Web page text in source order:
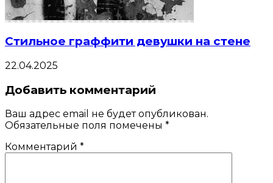
Стильное граффити девушки на стене
22.04.2025
Добавить комментарий
Ваш адрес email не будет опубликован.
Обязательные поля помечены *
Комментарий *